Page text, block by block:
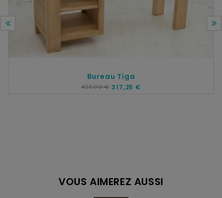
Bureau Tiga
423,00 € 317,25 €
VOUS AIMEREZ AUSSI